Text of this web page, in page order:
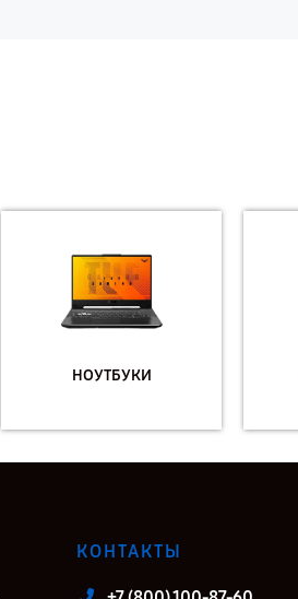
НОУТБУКИ
КОНТАКТЫ